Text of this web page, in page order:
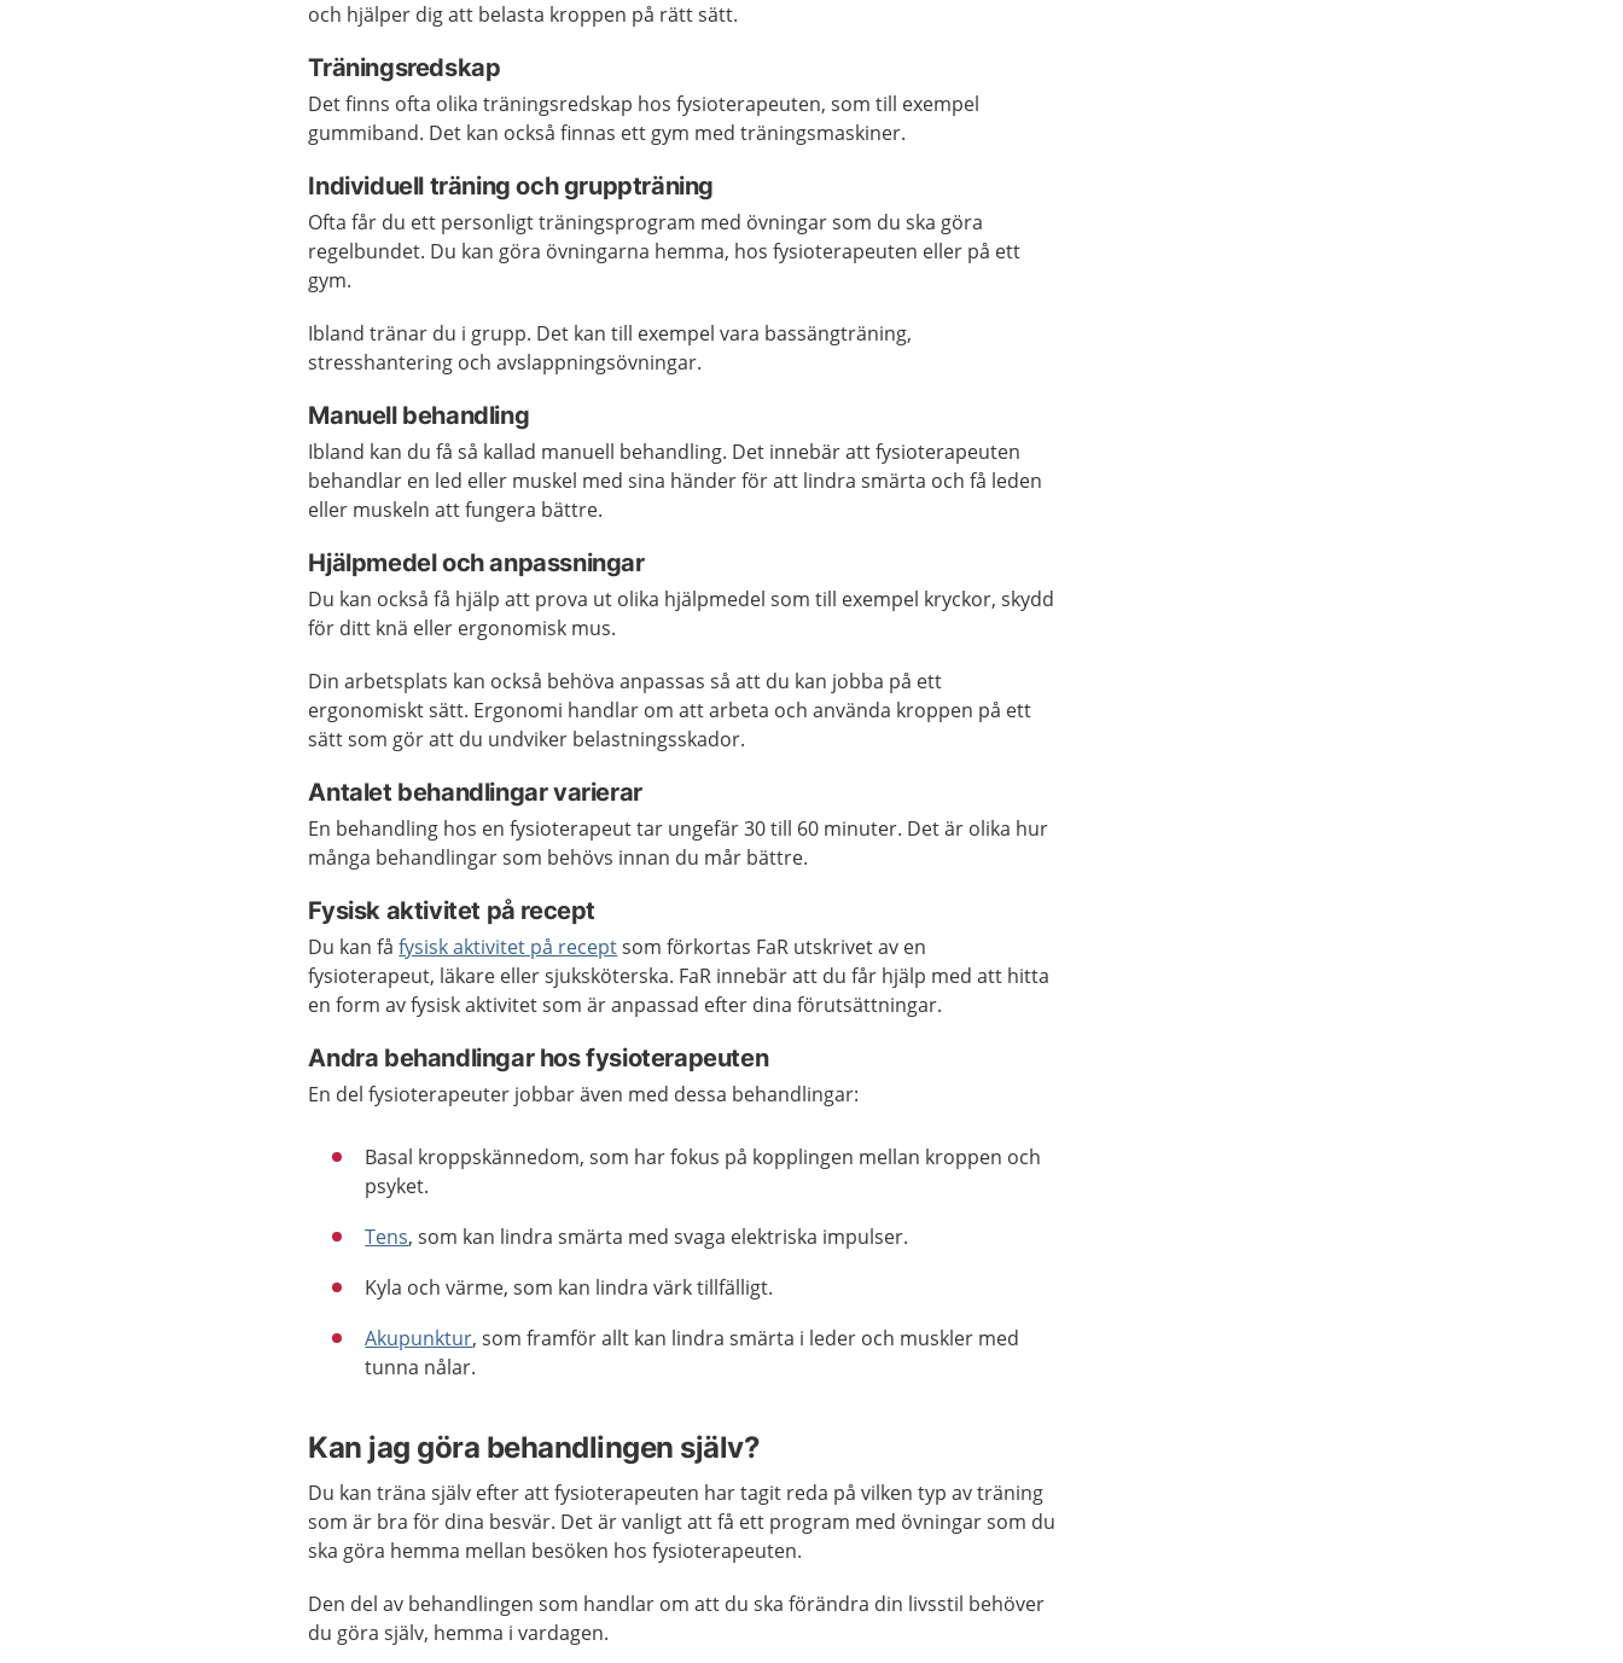
och hjälper dig att belasta kroppen på rätt sätt.
Träningsredskap
Det finns ofta olika träningsredskap hos fysioterapeuten, som till exempel
gummiband. Det kan också finnas ett gym med träningsmaskiner.
Individuell träning och gruppträning
Ofta får du ett personligt träningsprogram med övningar som du ska göra
regelbundet. Du kan göra övningarna hemma, hos fysioterapeuten eller på ett
gym.
Ibland tränar du i grupp. Det kan till exempel vara bassängträning,
stresshantering och avslappningsövningar.
Manuell behandling
Ibland kan du få så kallad manuell behandling. Det innebär att fysioterapeuten
behandlar en led eller muskel med sina händer för att lindra smärta och få leden
eller muskeln att fungera bättre.
Hjälpmedel och anpassningar
Du kan också få hjälp att prova ut olika hjälpmedel som till exempel kryckor, skydd
för ditt knä eller ergonomisk mus.
Din arbetsplats kan också behöva anpassas så att du kan jobba på ett
ergonomiskt sätt. Ergonomi handlar om att arbeta och använda kroppen på ett
sätt som gör att du undviker belastningsskador.
Antalet behandlingar varierar
En behandling hos en fysioterapeut tar ungefär 30 till 60 minuter. Det är olika hur
många behandlingar som behövs innan du mår bättre.
Fysisk aktivitet på recept
Du kan fåfysisk aktivitet på receptsom förkortas FaR utskrivet av en
fysioterapeut, läkare eller sjuksköterska. FaR innebär att du får hjälp med att hitta
en form av fysisk aktivitet som är anpassad efter dina förutsättningar.
Andra behandlingar hos fysioterapeuten
En del fysioterapeuter jobbar även med dessa behandlingar:
Basal kroppskännedom, som har fokus på kopplingen mellan kroppen och
psyket.
Tens, som kan lindra smärta med svaga elektriska impulser.
Kyla och värme, som kan lindra värk tillfälligt.
Akupunktur, som framför allt kan lindra smärta i leder och muskler med
tunna nålar.
Kan jag göra behandlingen själv?
Du kan träna själv efter att fysioterapeuten har tagit reda på vilken typ av träning
som är bra för dina besvär. Det är vanligt att få ett program med övningar som du
ska göra hemma mellan besöken hos fysioterapeuten.
Den del av behandlingen som handlar om att du ska förändra din livsstil behöver
du göra själv, hemma i vardagen.